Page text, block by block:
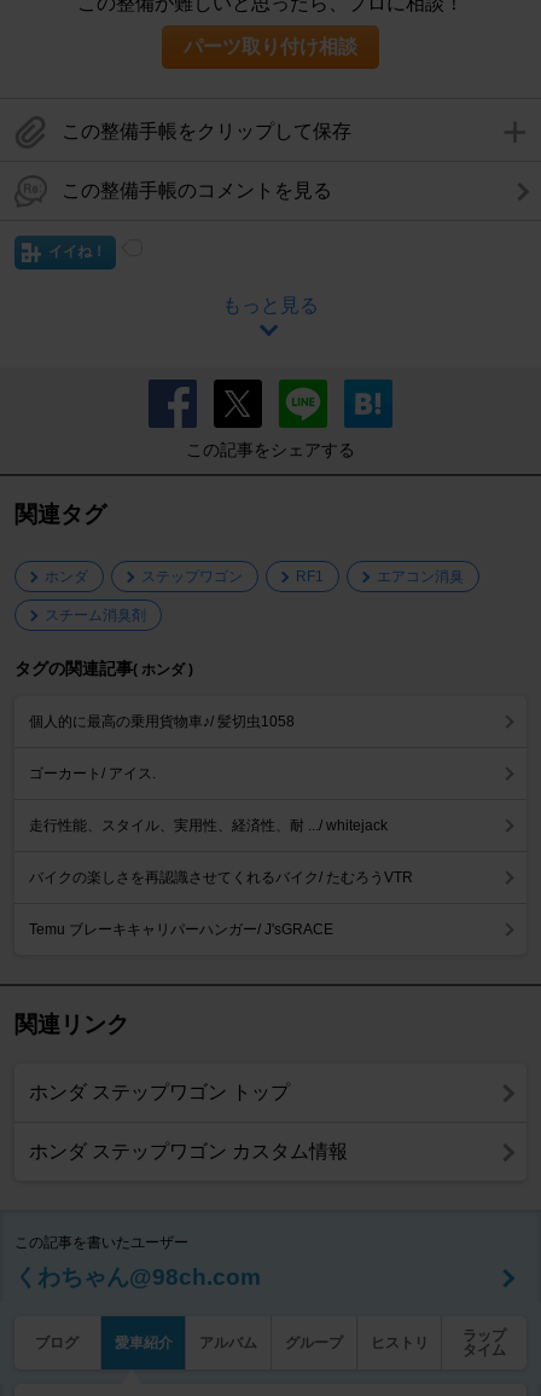
パーツ取り付け相談
この整備手帳をクリップして保存
この整備手帳のコメントを見る
イイね！
もっと見る
この記事をシェアする
関連タグ
ホンダ ステップワゴン RF1 エアコン消臭
スチーム消臭剤
タグの関連記事( ホンダ )
個人的に最高の乗用貨物車♪/ 髪切虫1058
ゴーカート/ アイス.
走行性能、スタイル、実用性、経済性、耐 .../ whitejack
バイクの楽しさを再認識させてくれるバイク/ たむろうVTR
Temu ブレーキキャリパーハンガー/ J'sGRACE
関連リンク
ホンダ ステップワゴン トップ
ホンダ ステップワゴン カスタム情報
この記事を書いたユーザー
くわちゃん@98ch.com
ブログ 愛車紹介 アルバム グループ ヒストリ
ラップ
タイム